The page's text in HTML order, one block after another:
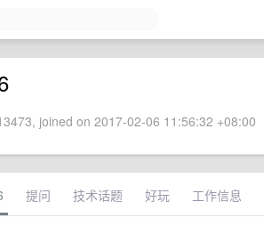
joined on 2017-02-06 11:56:32 +08:00
提问 技术话题 好玩 工作信息